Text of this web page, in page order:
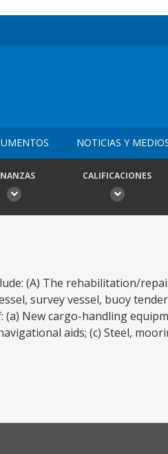
NOTICIAS Y
CALIFICACIONES
(A) The rehabilitation/
survey vessel, buoy
(a) New cargo-handling
aids; (c) Steel,